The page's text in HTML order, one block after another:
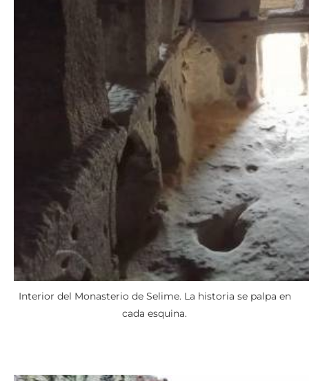
Interior del Monasterio de Selime. La historia se palpa en
cada esquina.